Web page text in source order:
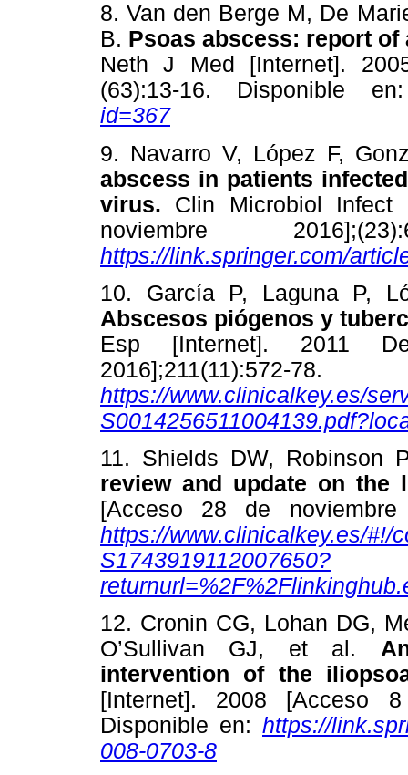
8. Van den Berge M, De
B. Psoas abscess: report
Neth J Med [Internet].
(63):13-16. Disponible
id=367
9. Navarro V, López F,
abscess in patients
virus. Clin Microbiol
noviembre
https://link.springer.com/
10. García P, Laguna P,
Abscesos piógenos y
Esp [Internet]. 2011
https://www.clinicalkey.es/
11. Shields DW, Robinson
review and update on the
[Acceso 28 de noviembre
https://www.clinicalkey.es/#!/
S1743919112007650?
12. Cronin CG, Lohan DG,
O’Sullivan GJ, et al.
intervention of the
[Internet]. 2008 [Acceso 8
Disponible en: https://
008-0703-8